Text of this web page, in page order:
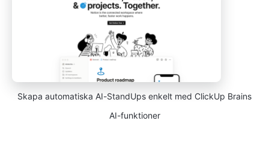
Skapa automatiska AI-StandUps enkelt med ClickUp Brains
AI-funktioner